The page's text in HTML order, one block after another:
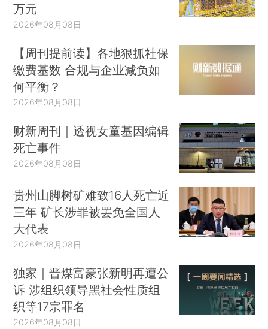
万元
2026年08月08日
【周刊提前读】各地狠抓社保
缴费基数 合规与企业减负如
何平衡？
2026年08月08日
财新周刊｜透视女童基因编辑
死亡事件
2026年08月08日
贵州山脚树矿难致16人死亡近
三年 矿长涉罪被罢免全国人
大代表
2026年08月08日
独家｜晋煤富豪张新明再遭公
诉 涉组织领导黑社会性质组
织等17宗罪名
2026年08月08日